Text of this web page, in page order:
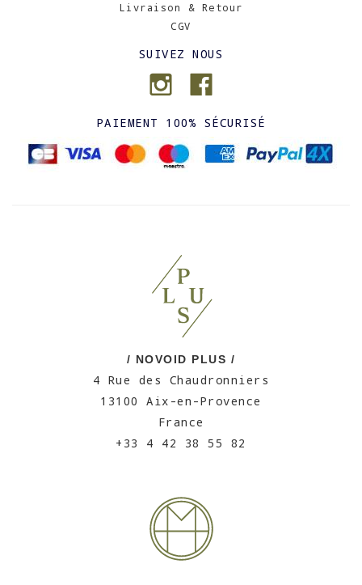
Livraison & Retour
CGV
SUIVEZ NOUS
PAIEMENT 100% SÉCURISÉ
/ NOVOID PLUS /
4 Rue des Chaudronniers
13100 Aix-en-Provence
France
+33 4 42 38 55 82